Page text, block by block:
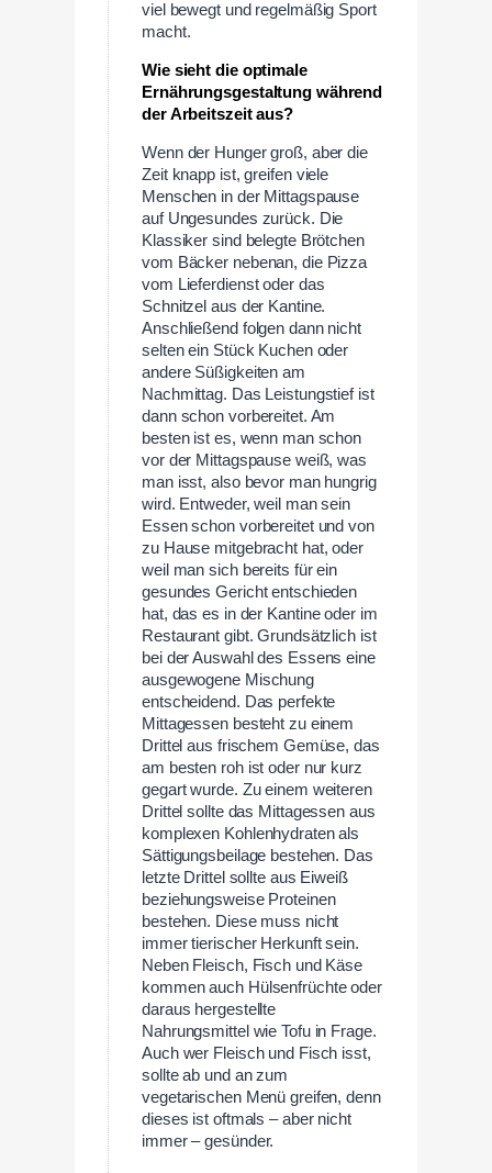
viel bewegt und regelmäßig Sport
macht.
Wie sieht die optimale
Ernährungsgestaltung während
der Arbeitszeit aus?
Wenn der Hunger groß, aber die
Zeit knapp ist, greifen viele
Menschen in der Mittagspause
auf Ungesundes zurück. Die
Klassiker sind belegte Brötchen
vom Bäcker nebenan, die Pizza
vom Lieferdienst oder das
Schnitzel aus der Kantine.
Anschließend folgen dann nicht
selten ein Stück Kuchen oder
andere Süßigkeiten am
Nachmittag. Das Leistungstief ist
dann schon vorbereitet. Am
besten ist es, wenn man schon
vor der Mittagspause weiß, was
man isst, also bevor man hungrig
wird. Entweder, weil man sein
Essen schon vorbereitet und von
zu Hause mitgebracht hat, oder
weil man sich bereits für ein
gesundes Gericht entschieden
hat, das es in der Kantine oder im
Restaurant gibt. Grundsätzlich ist
bei der Auswahl des Essens eine
ausgewogene Mischung
entscheidend. Das perfekte
Mittagessen besteht zu einem
Drittel aus frischem Gemüse, das
am besten roh ist oder nur kurz
gegart wurde. Zu einem weiteren
Drittel sollte das Mittagessen aus
komplexen Kohlenhydraten als
Sättigungsbeilage bestehen. Das
letzte Drittel sollte aus Eiweiß
beziehungsweise Proteinen
bestehen. Diese muss nicht
immer tierischer Herkunft sein.
Neben Fleisch, Fisch und Käse
kommen auch Hülsenfrüchte oder
daraus hergestellte
Nahrungsmittel wie Tofu in Frage.
Auch wer Fleisch und Fisch isst,
sollte ab und an zum
vegetarischen Menü greifen, denn
dieses ist oftmals – aber nicht
immer – gesünder.